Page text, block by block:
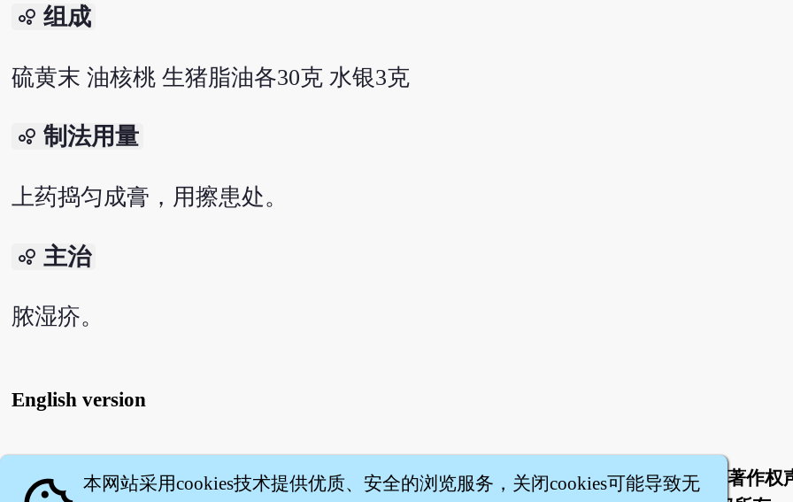
bubble_chart 组成
硫黄末 油核桃 生猪脂油各30克 水银3克
bubble_chart 制法用量
上药捣匀成膏，用擦患处。
bubble_chart 主治
脓湿疥。
English version
关于 | 联络我们 服务条款 隐私权条款
著作权
本网站采用cookies技术提供优质、安全的浏览服务，关闭cookies可能导致无